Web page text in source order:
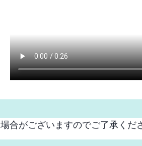
合がございますのでご了承くだ